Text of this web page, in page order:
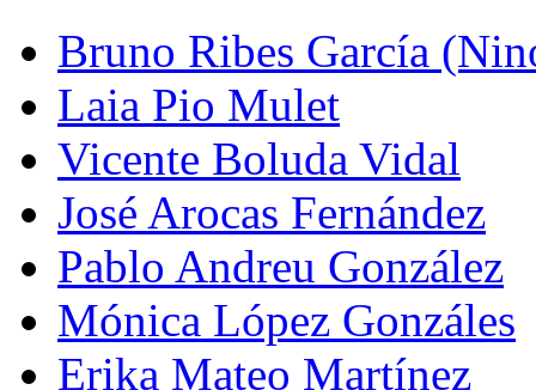
Bruno Ribes García
Laia Pio Mulet
Vicente Boluda Vidal
José Arocas Fernández
Pablo Andreu González
Mónica López Gonzáles
Erika Mateo Martínez